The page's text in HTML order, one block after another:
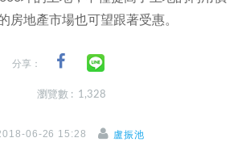
房地產市場也可望跟著受惠。
分享：
瀏覽數 : 1,328
06-26 15:28 盧振池